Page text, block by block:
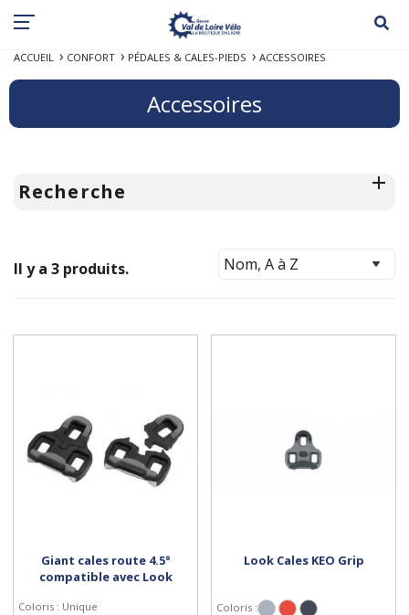
ACCUEIL CONFORT PÉDALES & CALES-PIEDS ACCESSOIRES
Accessoires
Recherche
Il y a 3 produits.
Giant cales route 4.5°
compatible avec Look
Coloris : Unique
Look Cales KEO Grip
Coloris : Gris Rouge Noir